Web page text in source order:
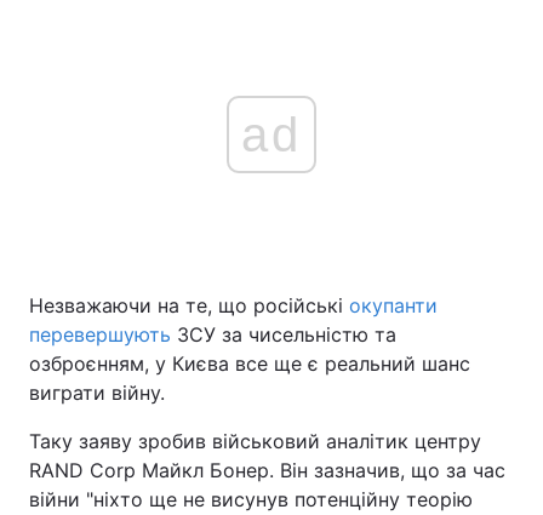
ad
Незважаючи на те, що російські окупанти
перевершують ЗСУ за чисельністю та
озброєнням, у Києва все ще є реальний шанс
виграти війну.
Таку заяву зробив військовий аналітик центру
RAND Corp Майкл Бонер. Він зазначив, що за час
війни "ніхто ще не висунув потенційну теорію